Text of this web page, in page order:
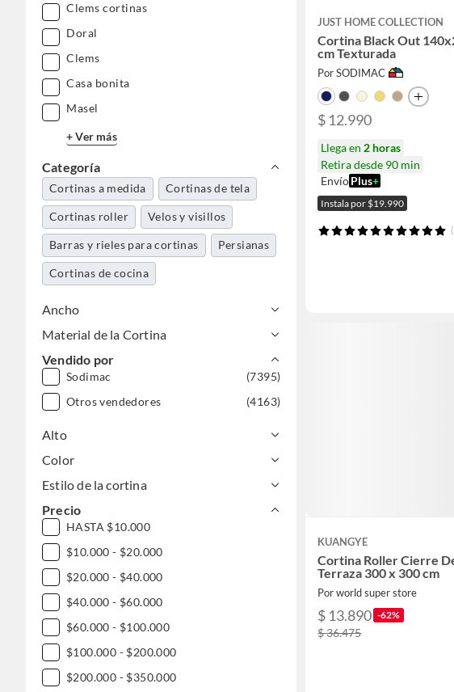
Clems cortinas
Doral
Clems
Casa bonita
Masel
+ Ver más
Categoría
Cortinas a medida Cortinas de tela
Cortinas roller Velos y visillos
Barras y rieles para cortinas Persianas
Cortinas de cocina
Ancho
Material de la Cortina
Vendido por
Sodimac
(7395)
Otros vendedores
(4163)
Alto
Color
Estilo de la cortina
Precio
HASTA $10.000
$10.000 - $20.000
$20.000 - $40.000
$40.000 - $60.000
$60.000 - $100.000
$100.000 - $200.000
$200.000 - $350.000
JUST HOME COLLECTION
Cortina Black Out
cm Texturada
Por SODIMAC
$ 12.990
Llega en 2 horas
Retira desde 90 min
EnvíoPlus+
Instala por $19.990
KUANGYE
Cortina Roller Cierre
Terraza 300 x 300 cm
Por world super store
$ 13.890 -62%
$ 36.475